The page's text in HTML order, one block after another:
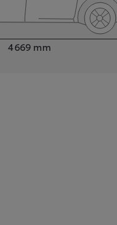
4 669 mm